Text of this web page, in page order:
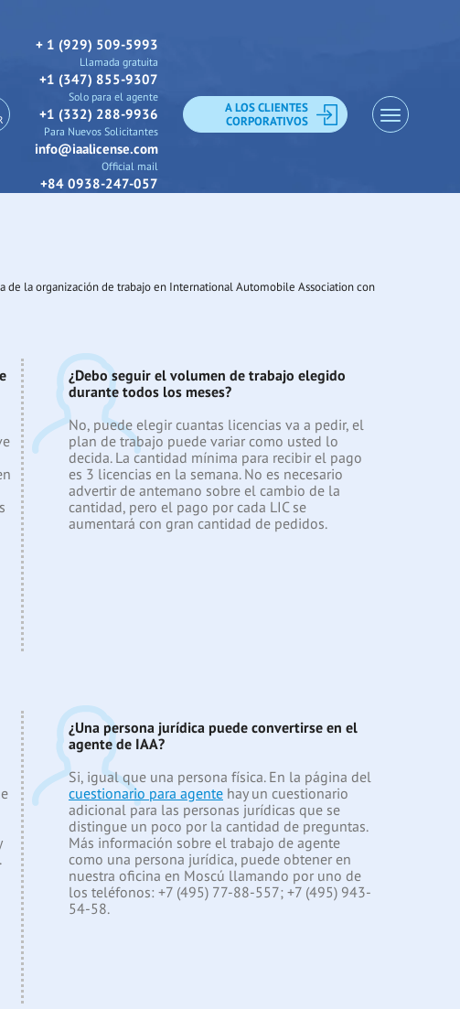
+ 1 (929) 509-5993
Llamada gratuita
+1 (347) 855-9307
Solo para el agente
+1 (332) 288-9936
Para Nuevos Solicitantes
info@iaalicense.com
Official mail
+84 0938-247-057
A LOS CLIENTES
CORPORATIVOS
de la organización de trabajo en International Automobile Association con
¿Debo seguir el volumen de trabajo elegido
durante todos los meses?
No, puede elegir cuantas licencias va a pedir, el
plan de trabajo puede variar como usted lo
decida. La cantidad mínima para recibir el pago
es 3 licencias en la semana. No es necesario
advertir de antemano sobre el cambio de la
cantidad, pero el pago por cada LIC se
aumentará con gran cantidad de pedidos.
¿Una persona jurídica puede convertirse en el
agente de IAA?
Si, igual que una persona física. En la página del
cuestionario para agentehay un cuestionario
adicional para las personas jurídicas que se
distingue un poco por la cantidad de preguntas.
Más información sobre el trabajo de agente
como una persona jurídica, puede obtener en
nuestra oficina en Moscú llamando por uno de
los teléfonos: +7 (495) 77-88-557; +7 (495) 943-
54-58.